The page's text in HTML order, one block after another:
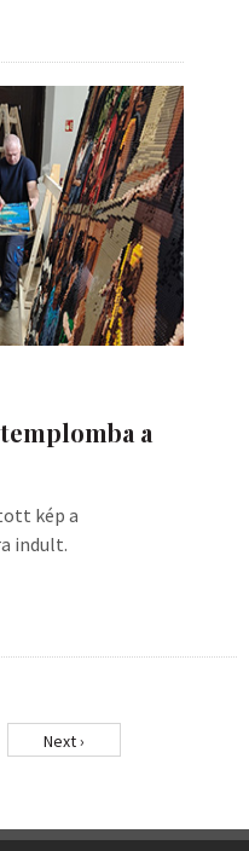
a
kép a
indult.
Next ›